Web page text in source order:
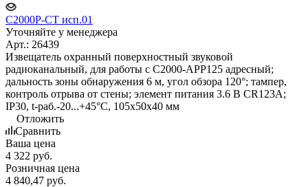
С2000Р-СТ исп.01
Уточняйте у менеджера
Арт.: 26439
Извещатель охранный поверхностный звуковой
радиоканальный, для работы с С2000-АРР125 адресный;
дальность зоны обнаружения 6 м, угол обзора 120°; тампер,
контроль отрыва от стены; элемент питания 3.6 В CR123A;
IP30, t-раб.-20...+45°C, 105х50х40 мм
Отложить
Сравнить
Ваша цена
4 322 руб.
Розничная цена
4 840,47 руб.